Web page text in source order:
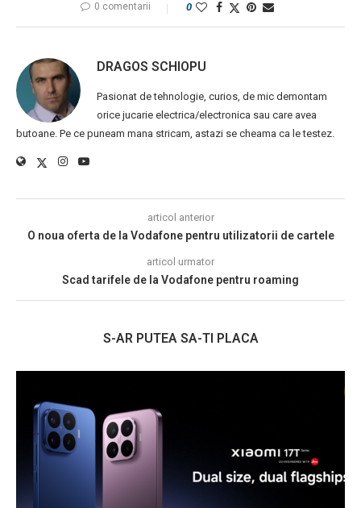
0 comentarii 0
DRAGOS SCHIOPU
Pasionat de tehnologie, curios, de mic demontam
orice jucarie electrica/electronica sau care avea
butoane. Pe ce puneam mana stricam, astazi se cheama ca le testez.
articol anterior
O noua oferta de la Vodafone pentru utilizatorii de cartele
articol urmator
Scad tarifele de la Vodafone pentru roaming
S-AR PUTEA SA-TI PLACA